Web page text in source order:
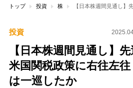
トップ 投資 株 【日本株週間見通し
投資
【日本株週間見通し】
米国関税政策に右往左
は一巡したか